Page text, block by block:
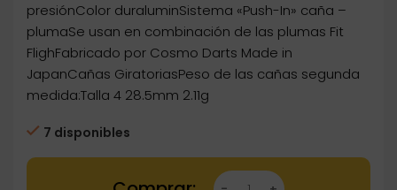
presiónColor duraluminSistema «Push-In» caña –
plumaSe usan en combinación de las plumas Fit
FlighFabricado por Cosmo Darts Made in
JapanCañas GiratoriasPeso de las cañas segunda
medida:Talla 4 28.5mm 2.11g
7 disponibles
Dartstore Cañas Fit Shaft Metal Super